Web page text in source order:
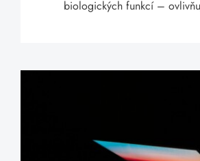
biologických funkcí –